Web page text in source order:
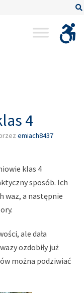
4
emiach8437
klas 4
sposób. Ich
waz, a następnie
ale dała
ozdobiły już
można podziwiać